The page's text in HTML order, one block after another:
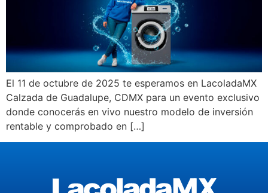
El 11 de octubre de 2025 te esperamos en LacoladaMX
Calzada de Guadalupe, CDMX para un evento exclusivo
donde conocerás en vivo nuestro modelo de inversión
rentable y comprobado en […]